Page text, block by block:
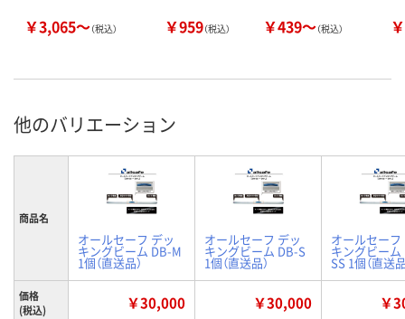
￥3,065～（税込） ￥959（税込） ￥439～（税込）
他のバリエーション
商品名
オールセーフ デッ
キングビーム DB-M
1個（直送品）
オールセーフ デッ
キングビーム DB-S
1個（直送品）
オールセーフ
キングビーム
SS 1個（直送
価格
(税込)
￥30,000 ￥30,000 ￥